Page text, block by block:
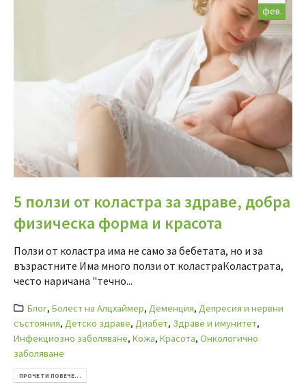
фев.
5 ползи от коластра за здраве, добра
физическа форма и красота
Ползи от коластра има не само за бебетата, но и за
възрастните Има много ползи от коластраКоластрата,
често наричана "течно...
Блог,Болест на Алцхаймер,Деменция,Депресия и нервни
състояния, Детско здраве, Диабет, Здраве и имунитет,
Инфекциозно заболяване, Кожа, Красота, Онкологично
заболяване
ПРОЧЕТИ ПОВЕЧЕ...